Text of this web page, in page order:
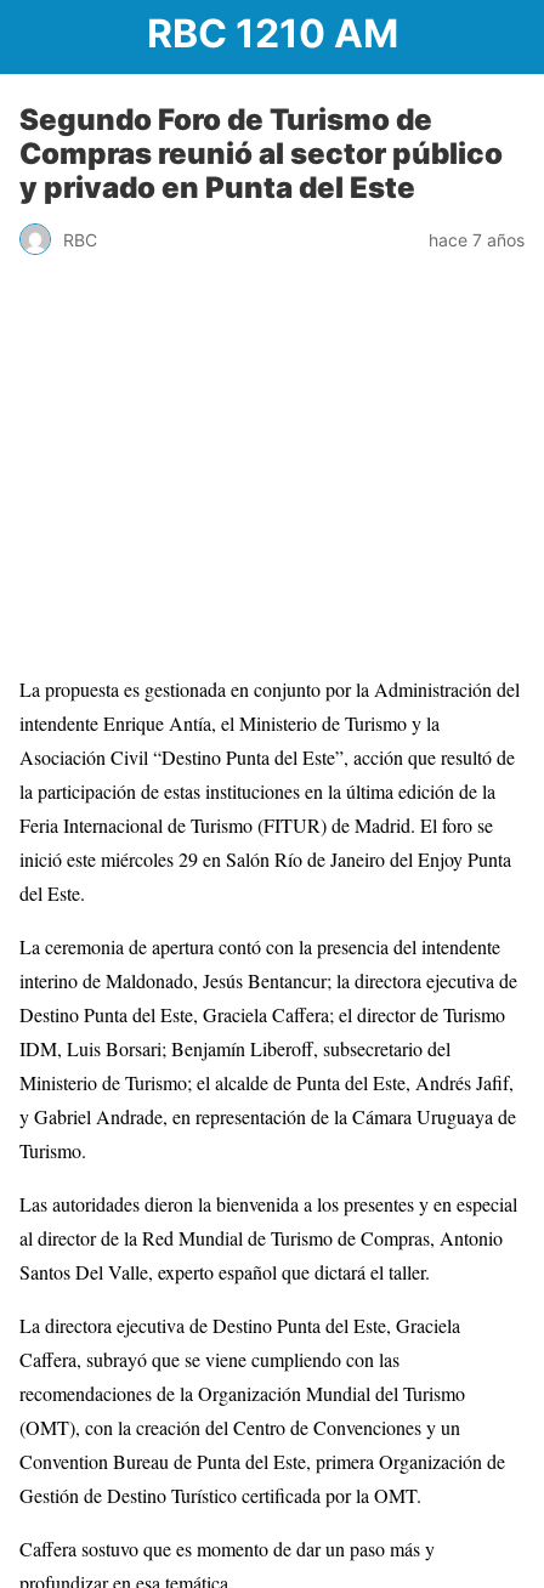
RBC 1210 AM
Segundo Foro de Turismo de
Compras reunió al sector público
y privado en Punta del Este
RBC hace 7 años
La propuesta es gestionada en conjunto por la Administración del
intendente Enrique Antía, el Ministerio de Turismo y la
Asociación Civil “Destino Punta del Este”, acción que resultó de
la participación de estas instituciones en la última edición de la
Feria Internacional de Turismo (FITUR) de Madrid. El foro se
inició este miércoles 29 en Salón Río de Janeiro del Enjoy Punta
del Este.
La ceremonia de apertura contó con la presencia del intendente
interino de Maldonado, Jesús Bentancur; la directora ejecutiva de
Destino Punta del Este, Graciela Caffera; el director de Turismo
IDM, Luis Borsari; Benjamín Liberoff, subsecretario del
Ministerio de Turismo; el alcalde de Punta del Este, Andrés Jafif,
y Gabriel Andrade, en representación de la Cámara Uruguaya de
Turismo.
Las autoridades dieron la bienvenida a los presentes y en especial
al director de la Red Mundial de Turismo de Compras, Antonio
Santos Del Valle, experto español que dictará el taller.
La directora ejecutiva de Destino Punta del Este, Graciela
Caffera, subrayó que se viene cumpliendo con las
recomendaciones de la Organización Mundial del Turismo
(OMT), con la creación del Centro de Convenciones y un
Convention Bureau de Punta del Este, primera Organización de
Gestión de Destino Turístico certificada por la OMT.
Caffera sostuvo que es momento de dar un paso más y
profundizar en esa temática.